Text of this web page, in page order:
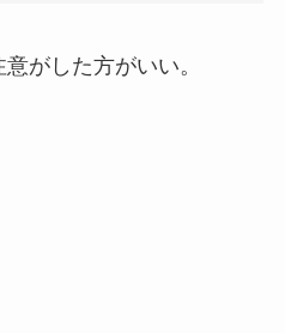
がした方がいい。